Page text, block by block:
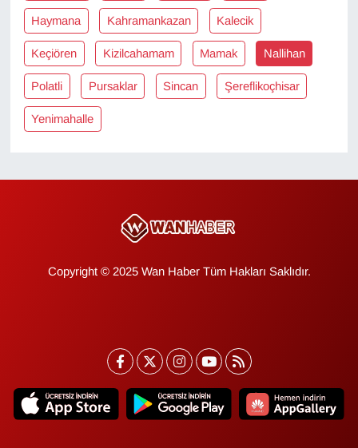
Haymana Kahramankazan Kalecik
Keçiören Kizilcahamam Mamak Nallihan
Polatli Pursaklar Sincan Şereflikoçhisar
Yenimahalle
Copyright © 2025 Wan Haber Tüm Hakları Saklıdır.
KURDÎ
MAGAZİN
MEDYA
ONE EKONOMİ
Resmi İlanlar
Sinema - TV
SİYASET